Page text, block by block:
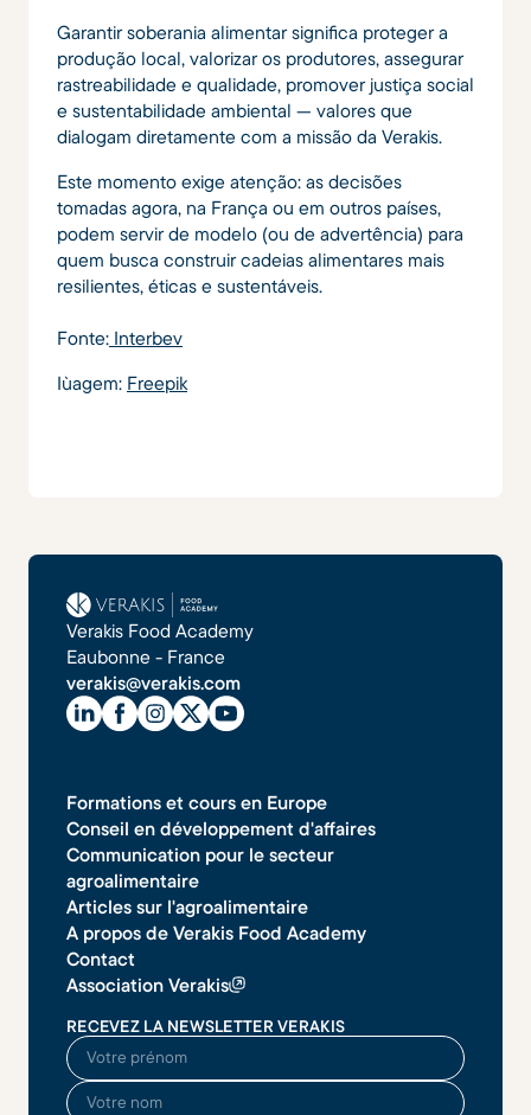
Garantir soberania alimentar significa proteger a
produção local, valorizar os produtores, assegurar
rastreabilidade e qualidade, promover justiça social
e sustentabilidade ambiental — valores que
dialogam diretamente com a missão da Verakis.
Este momento exige atenção: as decisões
tomadas agora, na França ou em outros países,
podem servir de modelo (ou de advertência) para
quem busca construir cadeias alimentares mais
resilientes, éticas e sustentáveis.
Fonte: Interbev
Iùagem: Freepik
Verakis Food Academy
Eaubonne - France
verakis@verakis.com
Formations et cours en Europe
Conseil en développement d'affaires
Communication pour le secteur
agroalimentaire
Articles sur l'agroalimentaire
A propos de Verakis Food Academy
Contact
Association Verakis
RECEVEZ LA NEWSLETTER VERAKIS
O seu nome
O seu sobrenome